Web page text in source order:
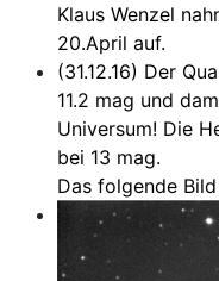
Klaus Wenzel
20.April auf.
(31.12.16) Der
11.2 mag und
Universum! Die
bei 13 mag.
Das folgende